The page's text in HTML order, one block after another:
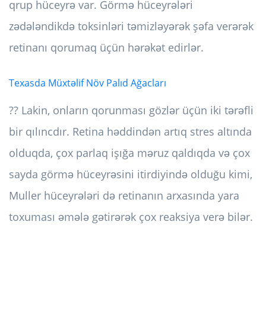
qrup hüceyrə var. Görmə hüceyrələri
zədələndikdə toksinləri təmizləyərək şəfa verərək
retinanı qorumaq üçün hərəkət edirlər.
Texasda Müxtəlif Növ Palıd Ağacları
?? Lakin, onların qorunması gözlər üçün iki tərəfli
bir qılıncdır. Retina həddindən artıq stres altında
olduqda, çox parlaq işığa məruz qaldıqda və çox
sayda görmə hüceyrəsini itirdiyində olduğu kimi,
Muller hüceyrələri də retinanın arxasında yara
toxuması əmələ gətirərək çox reaksiya verə bilər.